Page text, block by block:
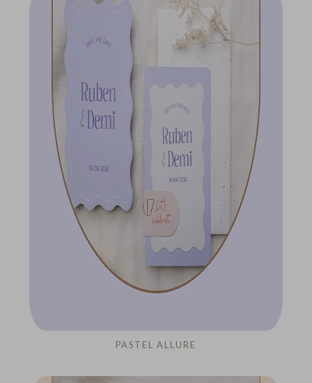
PASTEL ALLURE